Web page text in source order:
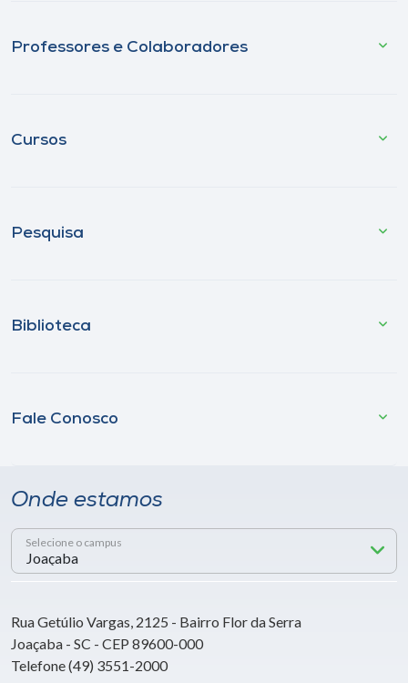
Professores e Colaboradores
Cursos
Pesquisa
Biblioteca
Fale Conosco
Onde estamos
Selecione o campus
Rua Getúlio Vargas, 2125 - Bairro Flor da Serra
Joaçaba - SC - CEP 89600-000
Telefone (49) 3551-2000